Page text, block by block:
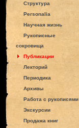
Структура
Personalia
Научная жизнь
Рукописные
сокровища
Публикации
Лекторий
Периодика
Архивы
Работа с рукописями
Экскурсии
Продажа книг